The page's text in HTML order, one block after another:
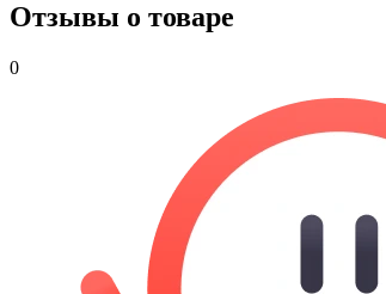
Отзывы о товаре
0